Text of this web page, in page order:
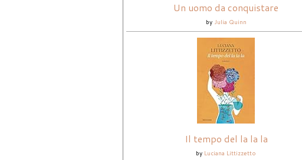
Un uomo da conquistare
by Julia Quinn
Il tempo del la la la
by Luciana Littizzetto